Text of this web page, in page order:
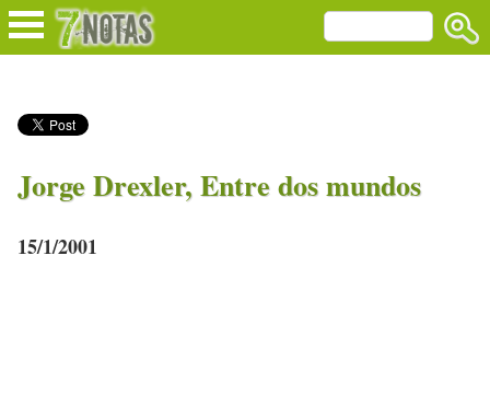
Jorge Drexler, Entre dos mundos
15/1/2001